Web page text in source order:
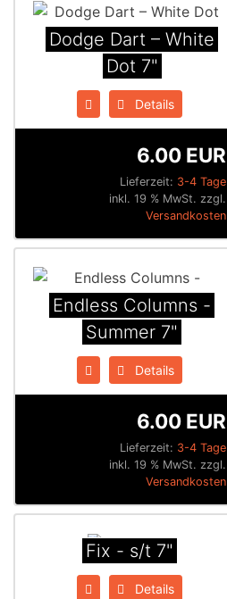
Dodge Dart ‎– White
Dot 7"
Details
Lieferzeit: 3-4 Tage
6.00 EUR
inkl. 19 % MwSt. zzgl.
Versandkosten
Endless Columns -
Summer 7"
Details
Lieferzeit: 3-4 Tage
6.00 EUR
inkl. 19 % MwSt. zzgl.
Versandkosten
Fix - s/t 7"
Details